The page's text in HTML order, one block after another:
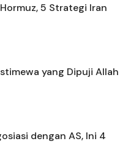
5 Strategi Iran
yang Dipuji Allah
dengan AS, Ini 4